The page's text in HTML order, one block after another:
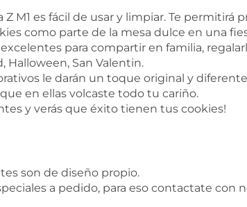
M1 es fácil de usar y limpiar. Te permitirá
como parte de la mesa dulce en una
para compartir en familia,
Halloween, San Valentin.
le darán un toque original y
en ellas volcaste todo tu cariño.
y verás que éxito tienen tus cookies!
son de diseño propio.
a pedido, para eso contactate con